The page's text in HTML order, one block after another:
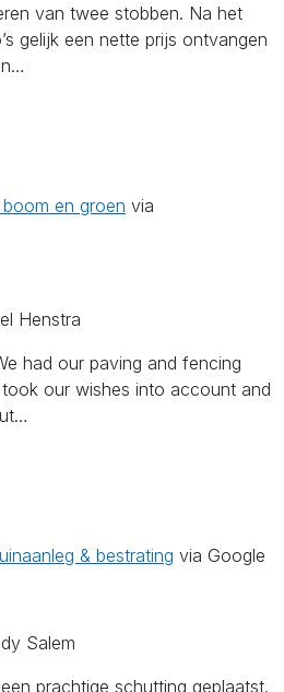
van twee stobben. Na het
gelijk een nette prijs ontvangen
en groen via
Henstra
had our paving and fencing
our wishes into account and
& bestrating via Google
Salem
prachtige schutting geplaatst.